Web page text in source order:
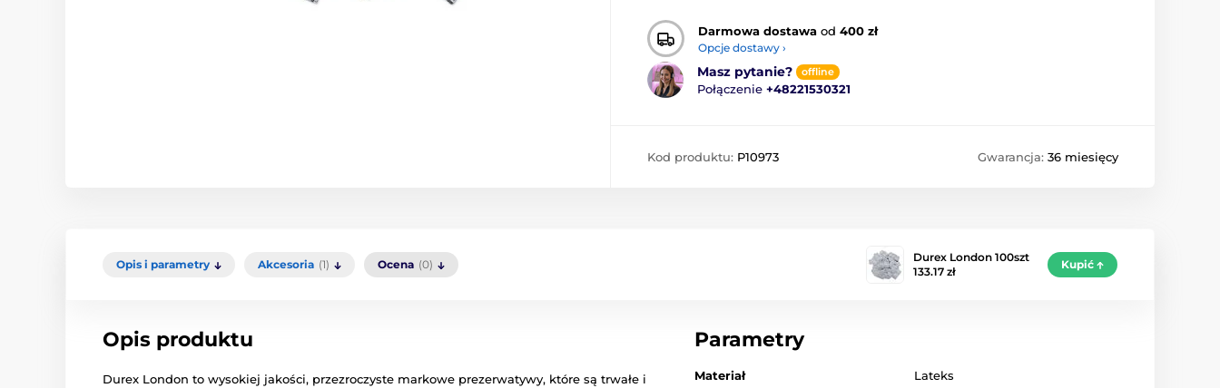
Darmowa dostawa od 400 zł
Opcje dostawy ›
Masz pytanie? offline
Połączenie +48221530321
Kod produktu: P10973 Gwarancja: 36 miesięcy
Opis i parametry Akcesoria (1) Ocena (0)
Durex London 100szt
133.17 zł
Kupić
Opis produktu
Durex London to wysokiej jakości, przezroczyste markowe prezerwatywy, które są trwałe i
Parametry
Materiał Lateks